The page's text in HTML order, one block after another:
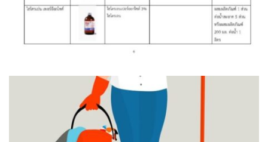
โรงแรมแสงอรุณ
โรงแรมโกลเด้น
ไร่ต้นรักออร์แกนิคฟาร์ม